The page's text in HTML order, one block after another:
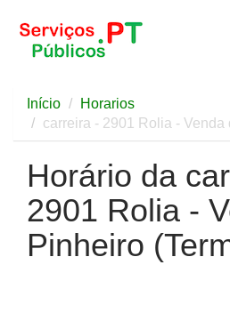
Início
Horarios
carreira - 2901 Rolia - Venda
Horário da
2901 Rolia -
Pinheiro